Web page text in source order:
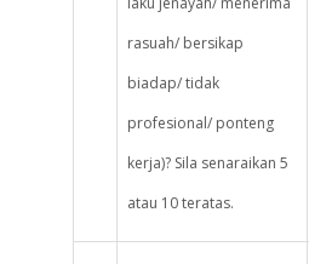
rasuah/ bersikap
biadap/ tidak
profesional/ ponteng
kerja)? Sila senaraikan 5
atau 10 teratas.